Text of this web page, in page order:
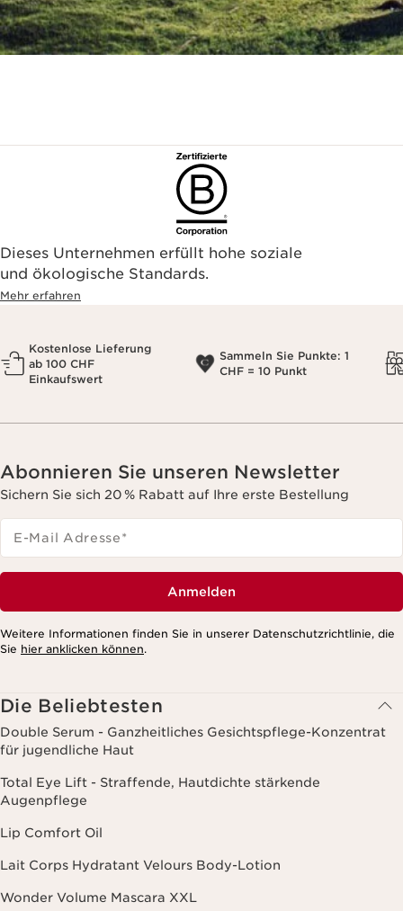
Dieses Unternehmen erfüllt hohe soziale
und ökologische Standards.
Mehr erfahren
Kostenlose Lieferung
ab 100 CHF
Einkaufswert
Sammeln Sie Punkte: 1
CHF = 10 Punkt
Abonnieren Sie unseren Newsletter
Sichern Sie sich 20 % Rabatt auf Ihre erste Bestellung
E-Mail Adresse*
Anmelden
Weitere Informationen finden Sie in unserer Datenschutzrichtlinie, die
Sie hier anklicken können.
Die Beliebtesten
Double Serum - Ganzheitliches Gesichtspflege-Konzentrat
für jugendliche Haut
Total Eye Lift - Straffende, Hautdichte stärkende
Augenpflege
Lip Comfort Oil
Lait Corps Hydratant Velours Body-Lotion
Wonder Volume Mascara XXL